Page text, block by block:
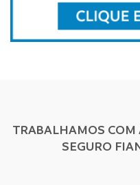
TRABALHAMOS COM
SEGURO